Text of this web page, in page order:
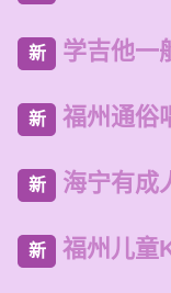
新 学吉他一
新 福州通俗
新 海宁有成
新 福州儿童